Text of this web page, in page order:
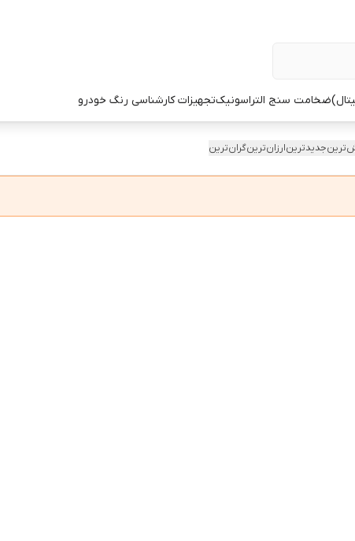
ضخامت سنج التراسونیکتجهیزات کارشناسی رنگ خودرو
جدیدترینارزان‌ترینگران‌ترین